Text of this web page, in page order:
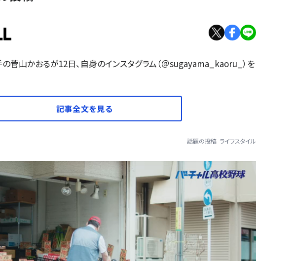
菅山かおるが12日、自身のインスタグラム（＠sugayama_kaoru_）を
記事全文を見る
話題の投稿 ライフスタイル